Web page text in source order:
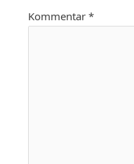
Kommentar*